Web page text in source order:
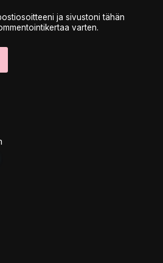
ja sivustoni tähän
varten.